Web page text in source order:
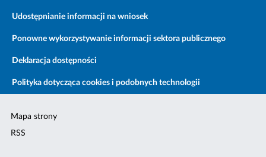
Udostępnianie informacji na wniosek
Ponowne wykorzystywanie informacji sektora publicznego
Deklaracja dostępności
Polityka dotycząca cookies i podobnych technologii
Mapa strony
RSS